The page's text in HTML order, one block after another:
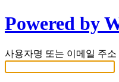
Powered by
사용자명 또는 이메일 주소